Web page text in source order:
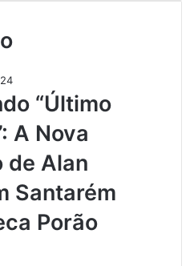
“Último
A Nova
de Alan
Santarém
Porão